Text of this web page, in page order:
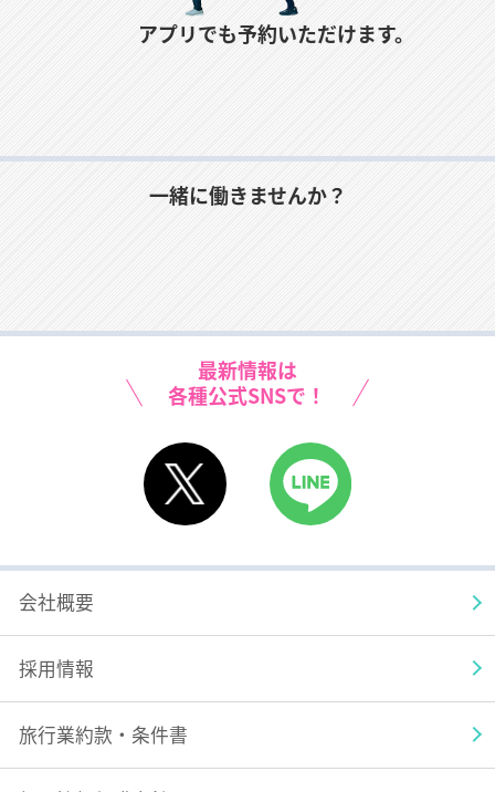
徳島空港
喜界空港
種子島空港
佐賀空港
熊本空港
天草空港
鹿児島空港
新石垣空港
下地島空港
アプリでも予約いただけます。
一緒に働きませんか？
最新情報は
各種公式SNSで！
X LINE
会社概要
採用情報
旅行業約款・条件書